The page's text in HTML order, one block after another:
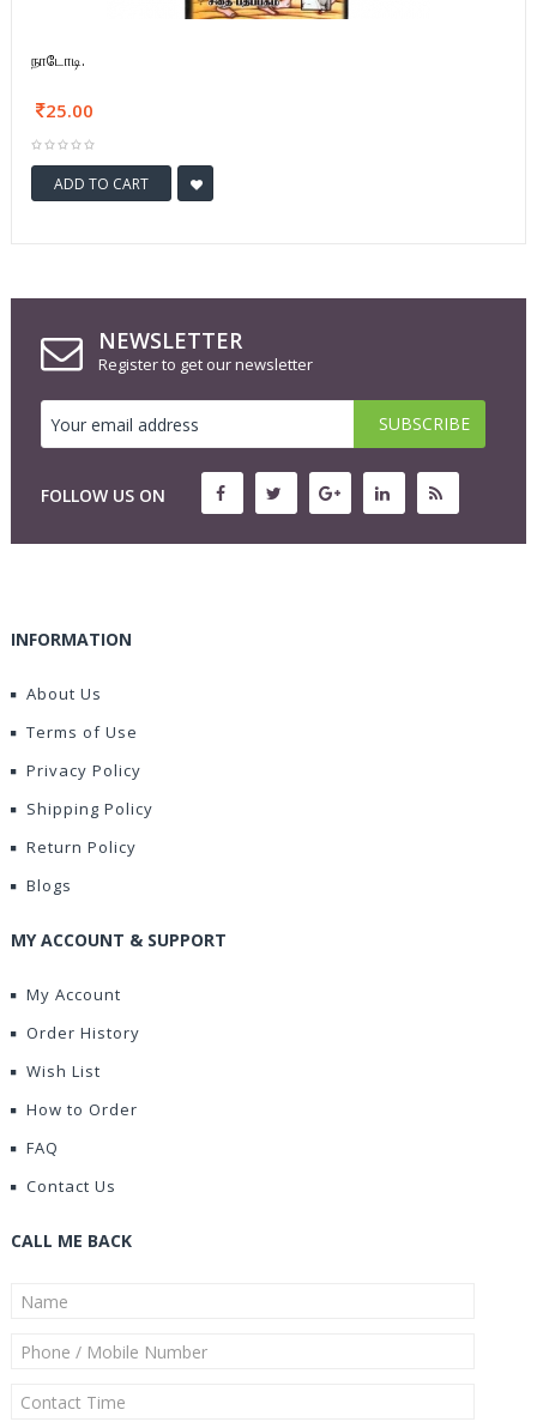
நாடோடி.
25.00
ADD TO CART
NEWSLETTER
Register to get our newsletter
FOLLOW US ON
INFORMATION
About Us
Terms of Use
Privacy Policy
Shipping Policy
Return Policy
Blogs
MY ACCOUNT & SUPPORT
My Account
Order History
Wish List
How to Order
FAQ
Contact Us
CALL ME BACK